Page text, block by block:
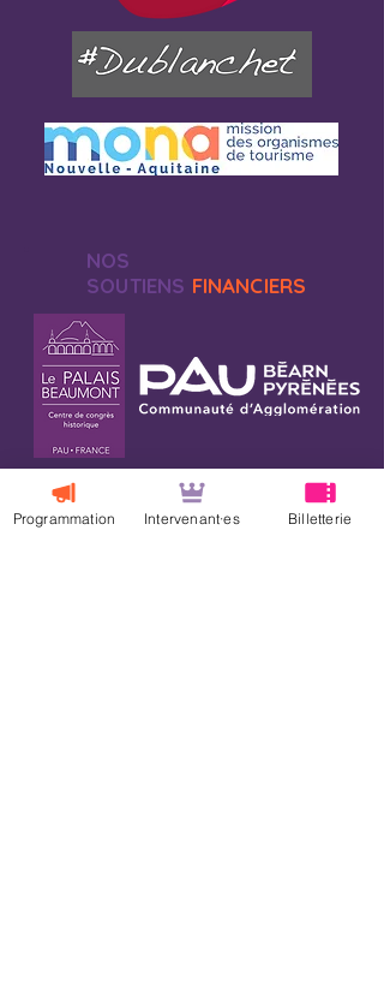
NOS
SOUTIENS FINANCIERS
Programmation Intervenant·es Billetterie